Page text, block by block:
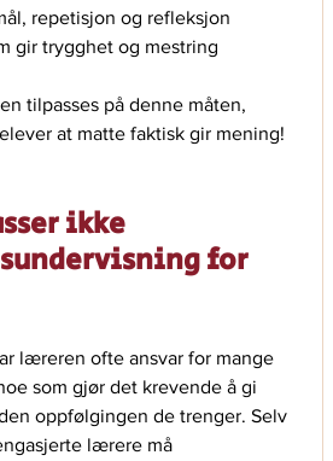
repetisjon og refleksjon
gir trygghet og mestring
tilpasses på denne måten,
at matte faktisk gir mening!
ikke
for
læreren ofte ansvar for mange
som gjør det krevende å gi
oppfølgingen de trenger. Selv
lærere må